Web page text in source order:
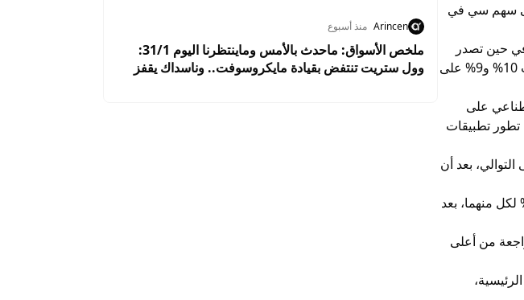
سهم كوكاكولا بنحو 1.5%، بينما أنهى سهم سي في
في مؤشر ستاندرد آند بورز 500 بارتفاع قوي بلغ 14%، في حين تصدر
سهم إس آند بي جلوبال وسهم ريموند جيمس فاينانشيال قائمة الخاسرين بتراجعات قاربت 10% و9% على
على
تطبيقات
وأوراكل مكاسبها، مرتفعة بنسبة 2.7% و2% على التوالي، بعد أن
أنهت أسهم مايكروسوفت وإنفيديا الجلسة على انخفاض طفيف بأقل من 1% لكل منهما، بعد
قرب مستوى 69 ألف دولار، متراجعة من أعلى
Arincen منذ أسبوع
ملخص الأسواق: ماحدث بالأمس وماينتظرنا اليوم 31/1:
وول ستريت تنتفض بقيادة مايكروسوفت.. وناسداك يقفز